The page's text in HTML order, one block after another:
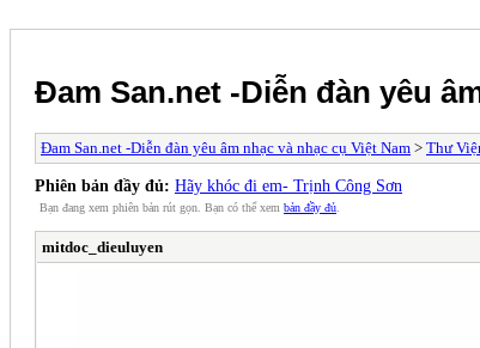
Đam San.net -Diễn đàn yêu
Đam San.net -Diễn đàn yêu âm nhạc và nhạc cụ Việt Nam > Thư
Phiên bản đầy đủ: Hãy khóc đi em- Trịnh Công Sơn
Bạn đang xem phiên bản rút gọn. Bạn có thể xem bản đầy đủ
mitdoc_dieuluyen